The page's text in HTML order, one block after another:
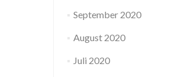
September 2020
August 2020
Juli 2020